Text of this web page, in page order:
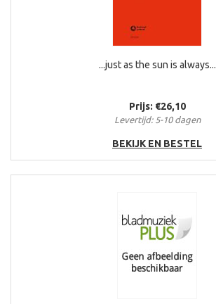
...just as the sun is always...
Prijs: €26,10
Levertijd: 5-10 dagen
BEKIJK EN BESTEL